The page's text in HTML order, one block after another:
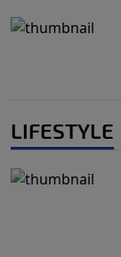
LIFESTYLE